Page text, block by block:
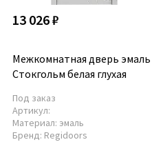
13 026 ₽
Межкомнатная дверь эмаль
Стокгольм белая глухая
Под заказ
Артикул:
Материал: эмаль
Бренд: Regidoors